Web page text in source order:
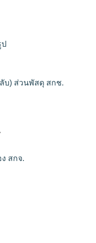
บ) ส่วนพัสดุ สกช.
สกจ.